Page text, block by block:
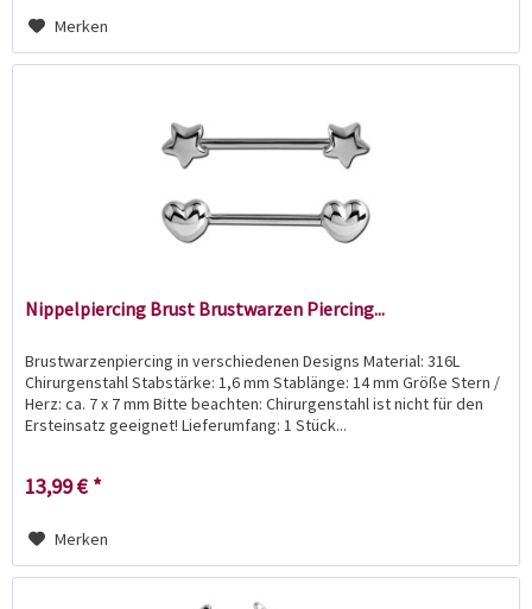
Merken
Nippelpiercing Brust Brustwarzen Piercing...
Brustwarzenpiercing in verschiedenen Designs Material: 316L
Chirurgenstahl Stabstärke: 1,6 mm Stablänge: 14 mm Größe Stern /
Herz: ca. 7 x 7 mm Bitte beachten: Chirurgenstahl ist nicht für den
Ersteinsatz geeignet! Lieferumfang: 1 Stück...
13,99 € *
Merken